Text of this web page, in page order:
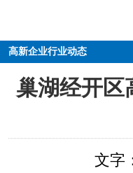
高新企业行业动态
巢湖经开区
文字